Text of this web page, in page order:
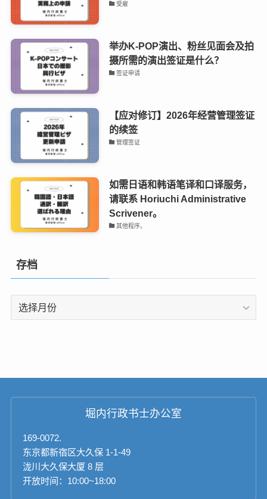
受雇
举办K-POP演出、粉丝见面会及拍
摄所需的演出签证是什么？
签证申请
【应对修订】2026年经营管理签证
的续签
管理签证
如需日语和韩语笔译和口译服务，
请联系 Horiuchi Administrative
Scrivener。
其他程序。
存档
存
堀内行政书士办公室
169-0072.
东京都新宿区大久保 1-1-49
泷川大久保大厦 8 层
开放时间：10:00~18:00